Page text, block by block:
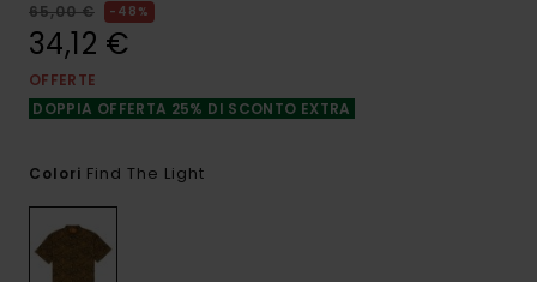
65,00 €
48%
34,12 €
OFFERTE
DOPPIA OFFERTA 25% DI SCONTO EXTRA
Colori Find The Light